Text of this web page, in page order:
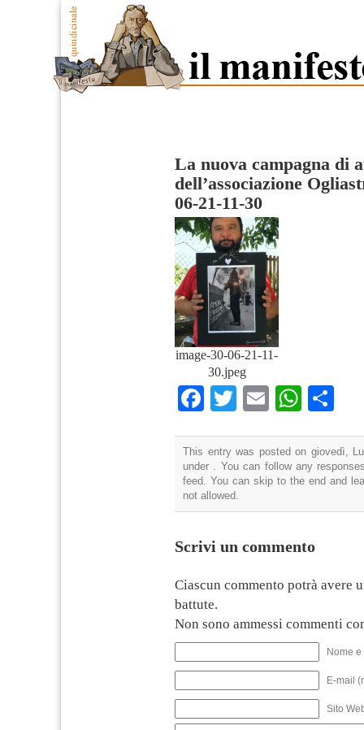
La nuova campagna di
dell’associazione
06-21-11-30
image-30-06-21-11-
30.jpeg
Facebook
TwitterEmail
This entry was posted on giovedì,
under . You can follow any
feed. You can skip to the end and
not allowed.
Scrivi un commento
Ciascun commento potrà avere
battute.
Non sono ammessi commenti
Nome
E-mail
Sito